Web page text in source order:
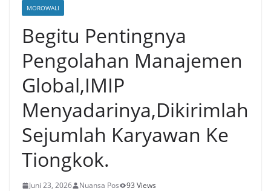
MOROWALI
Begitu Pentingnya
Pengolahan Manajemen
Global,IMIP
Menyadarinya,Dikirimlah
Sejumlah Karyawan Ke
Tiongkok.
Juni 23, 2026 Nuansa Pos 93 Views